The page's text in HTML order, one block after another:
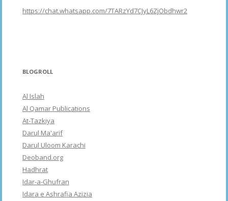
https://chat.whatsapp.com/7TARzYd7CJyL6ZjObdhwr2
BLOGROLL
Al Islah
Al Qamar Publications
At-Tazkiya
Darul Ma'arif
Darul Uloom Karachi
Deoband.org
Hadhrat
Idar-a-Ghufran
Idara e Ashrafia Azizia